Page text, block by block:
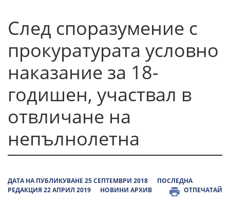
След споразумение с
прокуратурата условно
наказание за 18-
годишен, участвал в
отвличане на
непълнолетна
ДАТА НА ПУБЛИКУВАНЕ 25 СЕПТЕМВРИ 2018
ПОСЛЕДНА
РЕДАКЦИЯ 22 АПРИЛ 2019
НОВИНИ АРХИВ ОТПЕЧАТАЙ